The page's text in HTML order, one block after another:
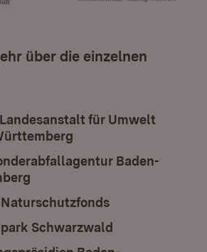
über die einzelnen
für Umwelt
Baden-
Schwarzwald